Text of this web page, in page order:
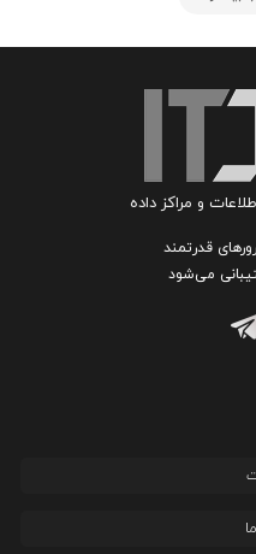
و مراکز داده
قدرتمند
می‌شود